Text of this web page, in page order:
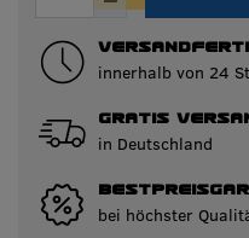
innerhalb von 24
GRATIS
in Deutschland
bei höchster